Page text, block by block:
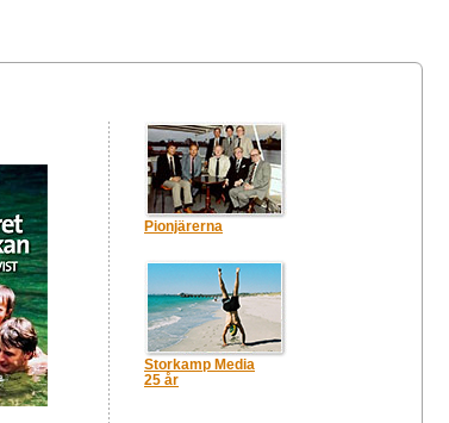
Pionjärerna
Storkamp Media
25 år